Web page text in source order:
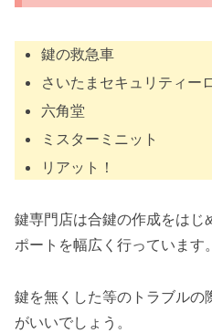
鍵の救急車
さいたまセキュリティー
六角堂
ミスターミニット
リアット！
鍵専門店は合鍵の作成をはじ
ポートを幅広く行っています。
鍵を無くした等のトラブル
がいいでしょう。